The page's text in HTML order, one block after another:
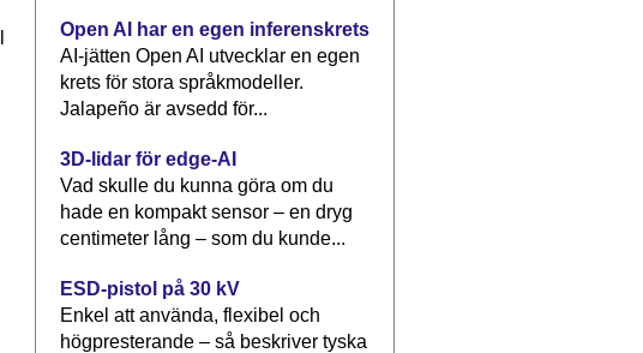
Open AI har en egen inferenskrets
AI-jätten Open AI utvecklar en egen
krets för stora språkmodeller.
Jalapeño är avsedd för...
3D-lidar för edge-AI
Vad skulle du kunna göra om du
hade en kompakt sensor – en dryg
centimeter lång – som du kunde...
ESD-pistol på 30 kV
Enkel att använda, flexibel och
högpresterande – så beskriver tyska